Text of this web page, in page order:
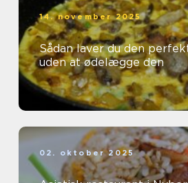
14. november 2025
Sådan laver du den
uden at ødelægge den
02. oktober 2025